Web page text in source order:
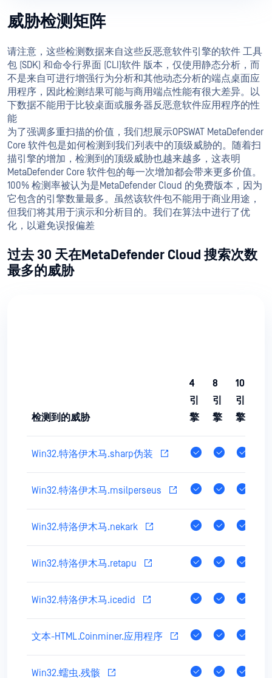
威胁检测矩阵
请注意，这些检测数据来自这些反恶意软件引擎的软件 工具
包 (SDK) 和命令行界面 (CLI)软件 版本，仅使用静态分析，而
不是来自可进行增强行为分析和其他动态分析的端点桌面应
用程序，因此检测结果可能与商用端点性能有很大差异。以
下数据不能用于比较桌面或服务器反恶意软件应用程序的性
能
为了强调多重扫描的价值，我们想展示OPSWAT MetaDefender
Core 软件包是如何检测到我们列表中的顶级威胁的。随着扫
描引擎的增加，检测到的顶级威胁也越来越多，这表明
MetaDefender Core 软件包的每一次增加都会带来更多价值。
100% 检测率被认为是MetaDefender Cloud 的免费版本，因为
它包含的引擎数量最多。虽然该软件包不能用于商业用途，
但我们将其用于演示和分析目的。我们在算法中进行了优
化，以避免误报偏差
过去 30 天在MetaDefender Cloud 搜索次数
最多的威胁
检测到的威胁
4
引
擎
8
引
擎
10
引
擎
Win32.特洛伊木马.sharp伪装
Win32.特洛伊木马.msilperseus
Win32.特洛伊木马.nekark
Win32.特洛伊木马.retapu
Win32.特洛伊木马.icedid
文本-HTML.Coinminer.应用程序
Win32.蠕虫.残骸